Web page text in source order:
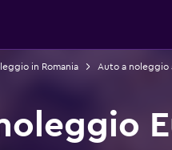
in Romania Auto a noleggio